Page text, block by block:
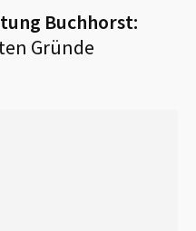
Buchhorst:
Gründe